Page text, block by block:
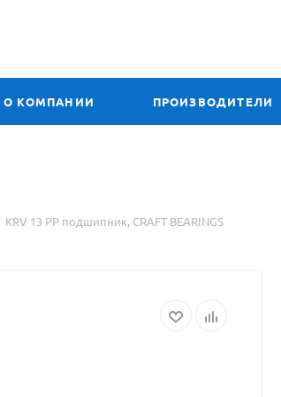
О КОМПАНИИ ПРОИЗВОДИТЕЛИ
KRV 13 PP подшипник, CRAFT BEARINGS